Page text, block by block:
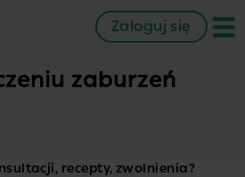
Zaloguj się
zaburzeń
recepty, zwolnienia?